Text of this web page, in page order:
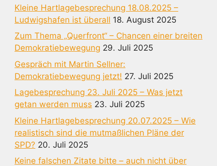
Kleine Hartlagebesprechung 18.08.2025 –
Ludwigshafen ist überall 18. August 2025
Zum Thema „Querfront“ – Chancen einer breiten
Demokratiebewegung 29. Juli 2025
Gespräch mit Martin Sellner:
Demokratiebewegung jetzt! 27. Juli 2025
Lagebesprechung 23. Juli 2025 – Was jetzt
getan werden muss 23. Juli 2025
Kleine Hartlagebesprechung 20.07.2025 – Wie
realistisch sind die mutmaßlichen Pläne der
SPD? 20. Juli 2025
Keine falschen Zitate bitte – auch nicht über